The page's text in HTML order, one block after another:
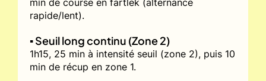
min de course en fartlek (alternance
rapide/lent).
▪️ Seuil long continu (Zone 2)
1h15, 25 min à intensité seuil (zone 2), puis 10
min de récup en zone 1.